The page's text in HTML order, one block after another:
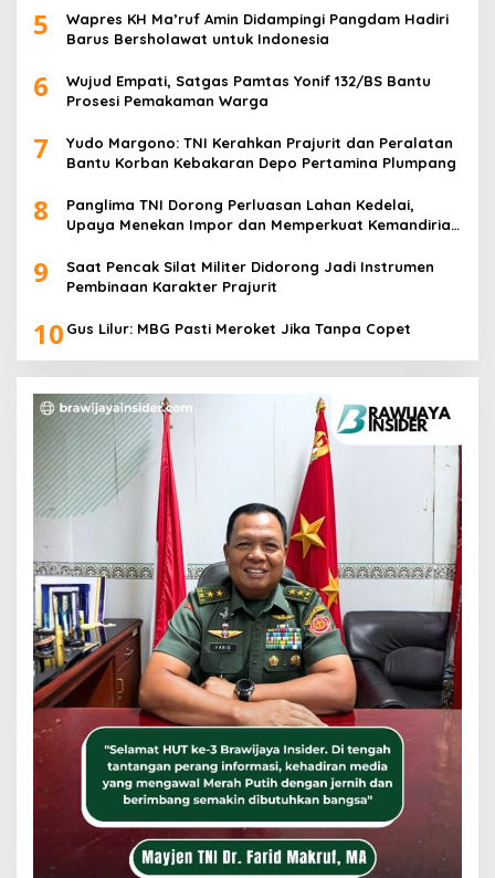
5
Wapres KH Ma’ruf Amin Didampingi Pangdam Hadiri
Barus Bersholawat untuk Indonesia
6
Wujud Empati, Satgas Pamtas Yonif 132/BS Bantu
Prosesi Pemakaman Warga
7
Yudo Margono: TNI Kerahkan Prajurit dan Peralatan
Bantu Korban Kebakaran Depo Pertamina Plumpang
8
Panglima TNI Dorong Perluasan Lahan Kedelai,
Upaya Menekan Impor dan Memperkuat Kemandirian
9
Saat Pencak Silat Militer Didorong Jadi Instrumen
Pembinaan Karakter Prajurit
10 Gus Lilur: MBG Pasti Meroket Jika Tanpa Copet